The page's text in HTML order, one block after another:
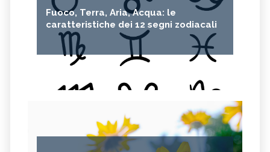
Fuoco, Terra, Aria, Acqua: le
caratteristiche dei 12 segni zodiacali